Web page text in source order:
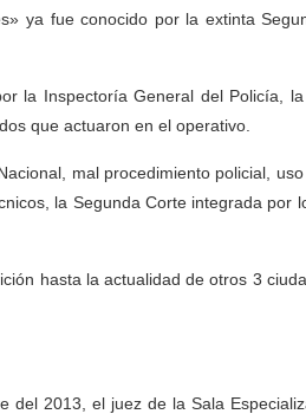
ya fue conocido por la extinta
la Inspectoría General del Policía, la
que actuaron en el operativo.
mal procedimiento policial,
la Segunda Corte integrada por
hasta la actualidad de otros 3
2013, el juez de la Sala